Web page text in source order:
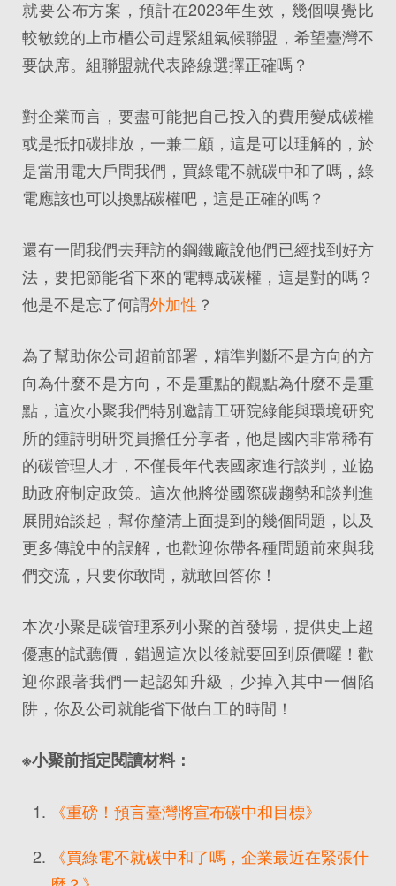
就要公布方案，預計在2023年生效，幾個嗅覺比
較敏銳的上市櫃公司趕緊組氣候聯盟，希望臺灣不
要缺席。組聯盟就代表路線選擇正確嗎？
對企業而言，要盡可能把自己投入的費用變成碳權
或是抵扣碳排放，一兼二顧，這是可以理解的，於
是當用電大戶問我們，買綠電不就碳中和了嗎，綠
電應該也可以換點碳權吧，這是正確的嗎？
還有一間我們去拜訪的鋼鐵廠說他們已經找到好方
法，要把節能省下來的電轉成碳權，這是對的嗎？
他是不是忘了何謂外加性 ？
為了幫助你公司超前部署，精準判斷不是方向的方
向為什麼不是方向，不是重點的觀點為什麼不是重
點，這次小聚我們特別邀請工研院綠能與環境研究
所的鍾詩明研究員擔任分享者，他是國內非常稀有
的碳管理人才，不僅長年代表國家進行談判，並協
助政府制定政策。這次他將從國際碳趨勢和談判進
展開始談起，幫你釐清上面提到的幾個問題，以及
更多傳說中的誤解，也歡迎你帶各種問題前來與我
們交流，只要你敢問，就敢回答你！
本次小聚是碳管理系列小聚的首發場，提供史上超
優惠的試聽價，錯過這次以後就要回到原價囉！歡
迎你跟著我們一起認知升級，少掉入其中一個陷
阱，你及公司就能省下做白工的時間！
※小聚前指定閱讀材料：
《重磅！預言臺灣將宣布碳中和目標》
《買綠電不就碳中和了嗎，企業最近在緊張什